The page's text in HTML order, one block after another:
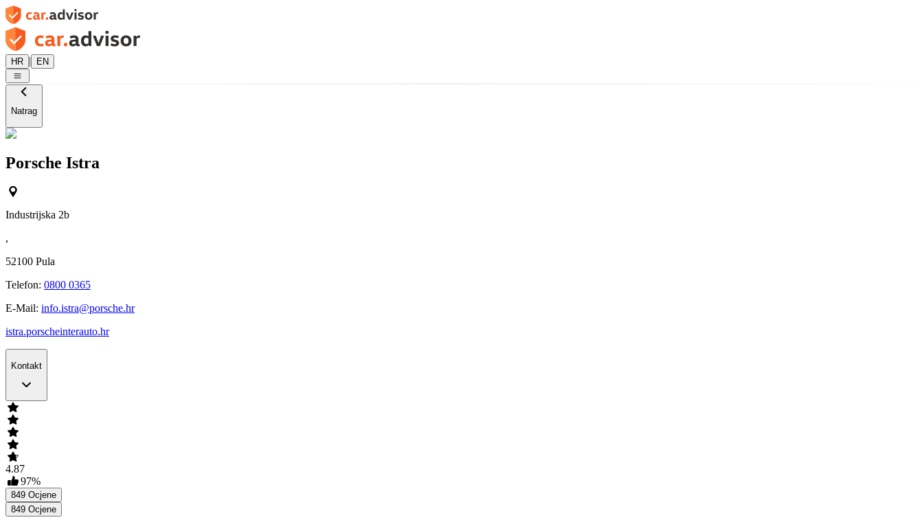
HR | EN
Natrag
Porsche Istra
Industrijska 2b
,
52100 Pula
Telefon: 0800 0365
E-Mail: info.istra@porsche.hr
istra.porscheinterauto.hr
Kontakt
4.87
97%
849 Ocjene
849 Ocjene